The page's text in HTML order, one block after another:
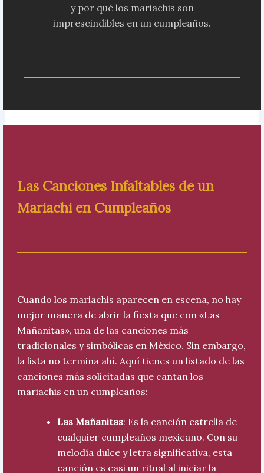
y por qué los mariachis son
imprescindibles en un cumpleaños.
Las Canciones Infaltables de un
Mariachi en Cumpleaños
Cuando los mariachis aparecen en escena, no hay
mejor manera de abrir la fiesta que con «Las
Mañanitas», una de las canciones más
tradicionales y simbólicas en México. Sin embargo,
la lista no termina ahí. Aquí tienes un listado de las
canciones más solicitadas que cantan los
mariachis en un cumpleaños:
Las Mañanitas: Es la canción estrella de
cualquier cumpleaños mexicano. Con su
melodía dulce y letra significativa, esta
canción es casi un ritual al iniciar la